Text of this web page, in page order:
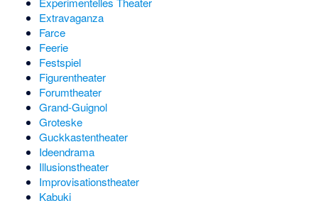
Extravaganza
Farce
Feerie
Festspiel
Figurentheater
Forumtheater
Grand-Guignol
Groteske
Guckkastentheater
Ideendrama
Illusionstheater
Improvisationstheater
Kabuki